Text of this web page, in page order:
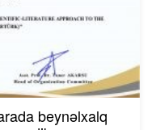
beynəlxalq